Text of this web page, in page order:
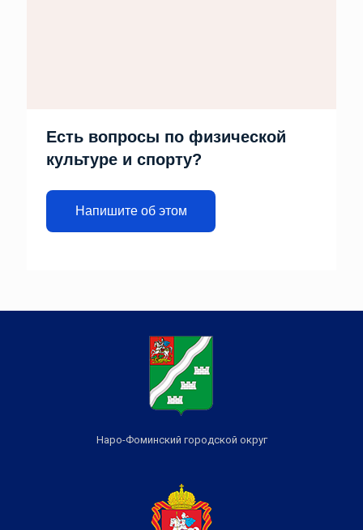
Есть вопросы по физической
культуре и спорту?
Напишите об этом
Наро-Фоминский городской округ